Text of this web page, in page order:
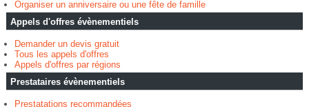
Organiser un anniversaire ou une fête de famille
Appels d'offres évènementiels
Demander un devis gratuit
Tous les appels d'offres
Appels d'offres par régions
Prestataires évènementiels
Prestatations recommandées